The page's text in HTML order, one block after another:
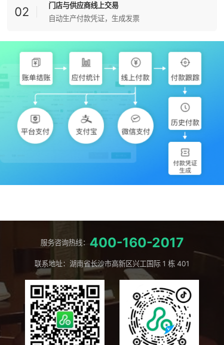
02
门店与供应商线上交易
自动生产付款凭证，生成发票
服务咨询热线： 400-160-2017
联系地址：湖南省长沙市高新区兴工国际 1 栋 401